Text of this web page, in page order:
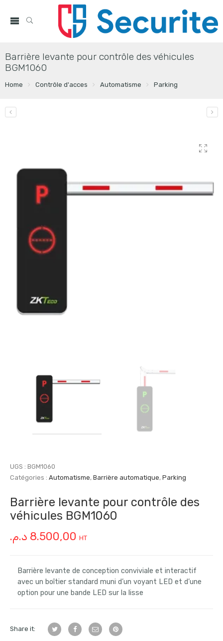
Barrière levante pour contrôle des véhicules
BGM1060
Home Contrôle d'acces Automatisme Parking
UGS : BGM1060
Catégories : Automatisme, Barrière automatique, Parking
Barrière levante pour contrôle des
véhicules BGM1060
8.500,00 د.م. HT
Barrière levante de conception conviviale et interactif
avec un boîtier standard muni d’un voyant LED et d’une
option pour une bande LED sur la lisse
Share it: